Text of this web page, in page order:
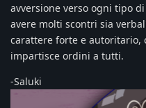
avversione verso ogni tipo
avere molti scontri sia
carattere forte e autoritario,
impartisce ordini a tutti.
-Saluki